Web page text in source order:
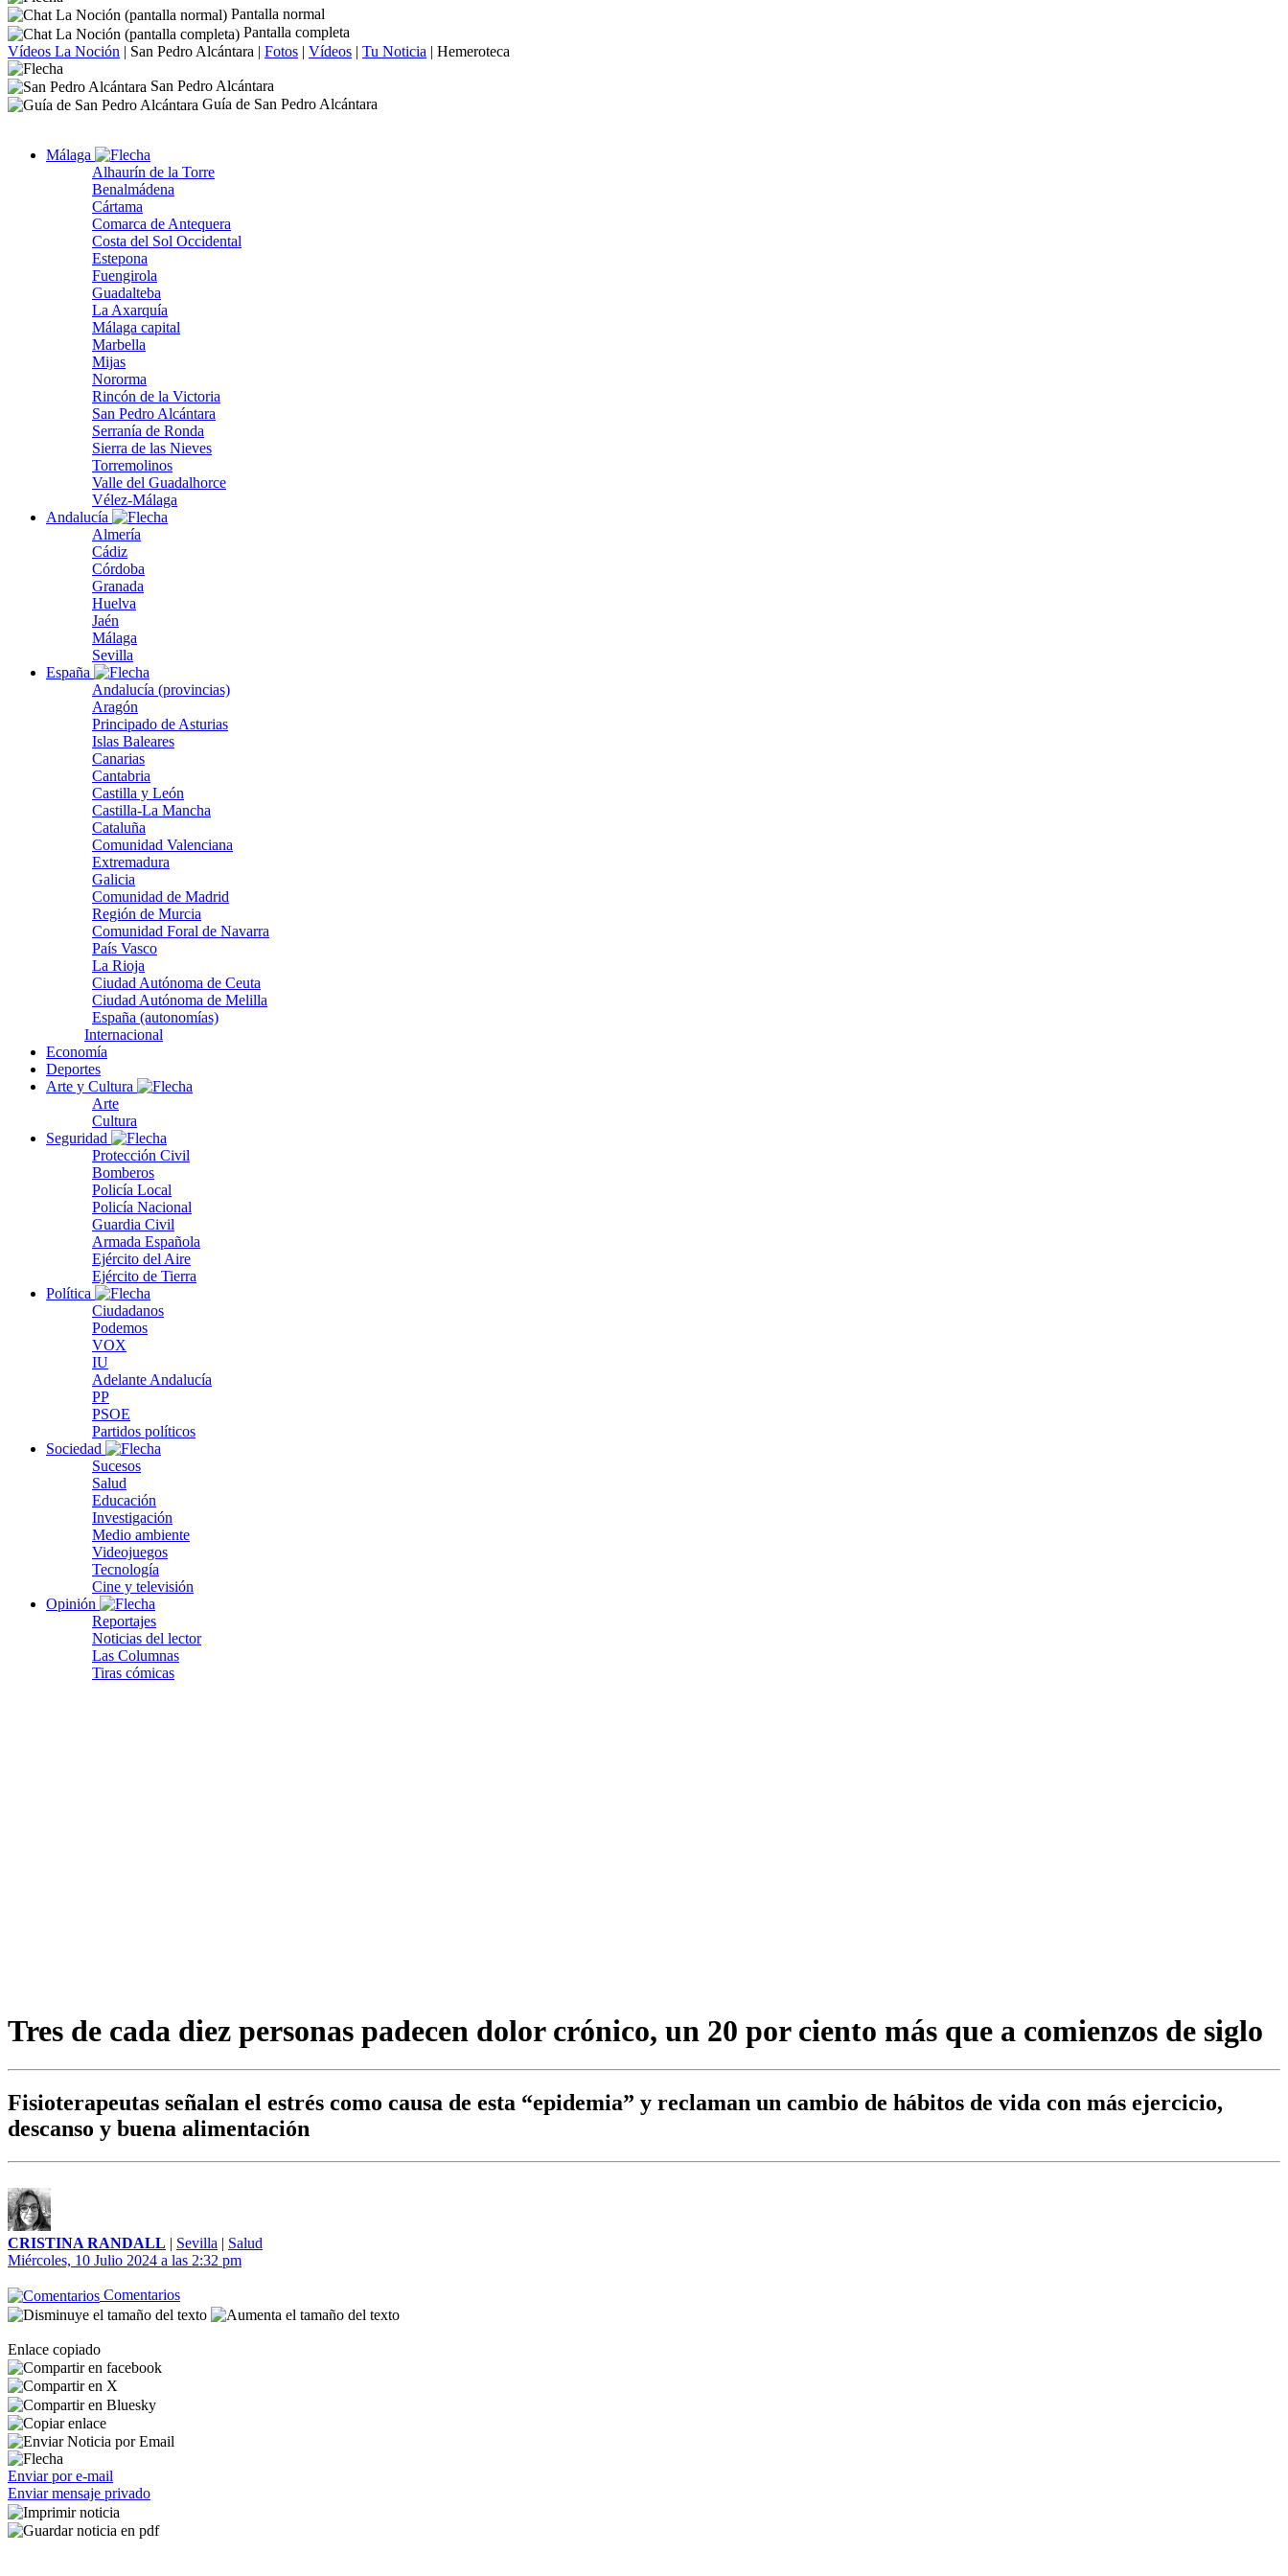
Pantalla normal
Pantalla completa
Vídeos La Noción | San Pedro Alcántara | Fotos | Vídeos | Tu Noticia | Hemeroteca
San Pedro Alcántara
Guía de San Pedro Alcántara
Málaga
Alhaurín de la Torre
Benalmádena
Cártama
Comarca de Antequera
Costa del Sol Occidental
Estepona
Fuengirola
Guadalteba
La Axarquía
Málaga capital
Marbella
Mijas
Nororma
Rincón de la Victoria
San Pedro Alcántara
Serranía de Ronda
Sierra de las Nieves
Torremolinos
Valle del Guadalhorce
Vélez-Málaga
Andalucía
Almería
Cádiz
Córdoba
Granada
Huelva
Jaén
Málaga
Sevilla
España
Andalucía (provincias)
Aragón
Principado de Asturias
Islas Baleares
Canarias
Cantabria
Castilla y León
Castilla-La Mancha
Cataluña
Comunidad Valenciana
Extremadura
Galicia
Comunidad de Madrid
Región de Murcia
Comunidad Foral de Navarra
País Vasco
La Rioja
Ciudad Autónoma de Ceuta
Ciudad Autónoma de Melilla
España (autonomías)
Internacional
Economía
Deportes
Arte y Cultura
Arte
Cultura
Seguridad
Protección Civil
Bomberos
Policía Local
Policía Nacional
Guardia Civil
Armada Española
Ejército del Aire
Ejército de Tierra
Política
Ciudadanos
Podemos
VOX
IU
Adelante Andalucía
PP
PSOE
Partidos políticos
Sociedad
Sucesos
Salud
Educación
Investigación
Medio ambiente
Videojuegos
Tecnología
Cine y televisión
Opinión
Reportajes
Noticias del lector
Las Columnas
Tiras cómicas
Tres de cada diez personas padecen dolor crónico, un 20 por ciento más que a comienzos de siglo
Fisioterapeutas señalan el estrés como causa de esta “epidemia” y reclaman un cambio de hábitos de vida con más ejercicio,
descanso y buena alimentación
CRISTINA RANDALL | Sevilla | Salud
Miércoles, 10 Julio 2024 a las 2:32 pm
Comentarios
Enlace copiado
Enviar por e-mail
Enviar mensaje privado